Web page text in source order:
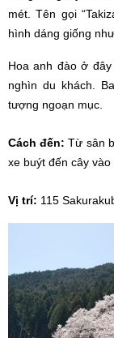
mét. Tên gọi
hình dáng giống
Hoa anh đào ở
nghìn du khách.
tượng ngoạn mục.
Cách đến: Từ sân
xe buýt đến cây vào
Vị trí: 115